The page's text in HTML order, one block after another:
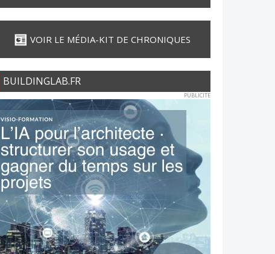
VOIR LE MÉDIA-KIT DE CHRONIQUES
BUILDINGLAB.FR
PUBLICITE